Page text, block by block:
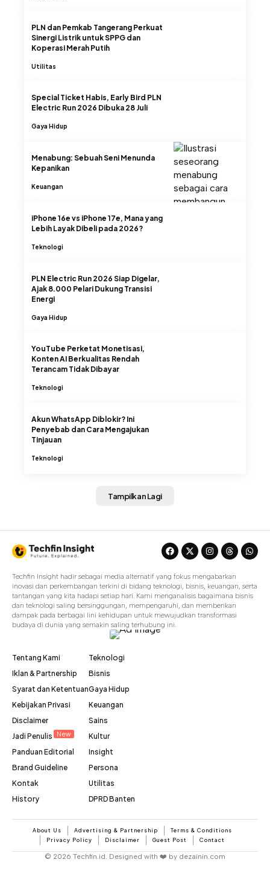
PLN dan Pemkab Tangerang Perkuat
Sinergi Listrik untuk SPPG dan
Koperasi Merah Putih
Utilitas
Special Ticket Habis, Early Bird PLN
Electric Run 2026 Dibuka 28 Juli
Gaya Hidup
Menabung: Sebuah Seni Menunda
Kepanikan
Keuangan
iPhone 16e vs iPhone 17e, Mana yang
Lebih Layak Dibeli pada 2026?
Teknologi
PLN Electric Run 2026 Siap Digelar,
Ajak 8.000 Pelari Dukung Transisi
Energi
Gaya Hidup
YouTube Perketat Monetisasi,
Konten AI Berkualitas Rendah
Terancam Tidak Dibayar
Teknologi
Akun WhatsApp Diblokir? Ini
Penyebab dan Cara Mengajukan
Tinjauan
Teknologi
Tampilkan Lagi
Techfin Insight hadir sebagai media alternatif yang fokus mengabarkan
inovasi dan perkembangan terkini di bidang teknologi, bisnis, keuangan, serta
tantangan yang kita hadapi setiap hari. Kami menganalisis bagaimana bisnis
dan teknologi saling bersinggungan, mempengaruhi, dan memberikan
dampak pada berbagai lini kehidupan untuk mewujudkan transformasi
budaya di dunia yang semakin saling terhubung ini.
Tentang Kami
Iklan & Partnership
Syarat dan Ketentuan
Kebijakan Privasi
Disclaimer
Jadi Penulis
New
Panduan Editorial
Brand Guideline
Kontak
History
Teknologi
Bisnis
Gaya Hidup
Keuangan
Sains
Kultur
Insight
Persona
Utilitas
DPRD Banten
About Us Advertising & Partnership
Terms & Conditions
Privacy Policy
Disclaimer Guest Post Contact
© 2026 Techfin.id. Designed with ❤️ by dezainin.com